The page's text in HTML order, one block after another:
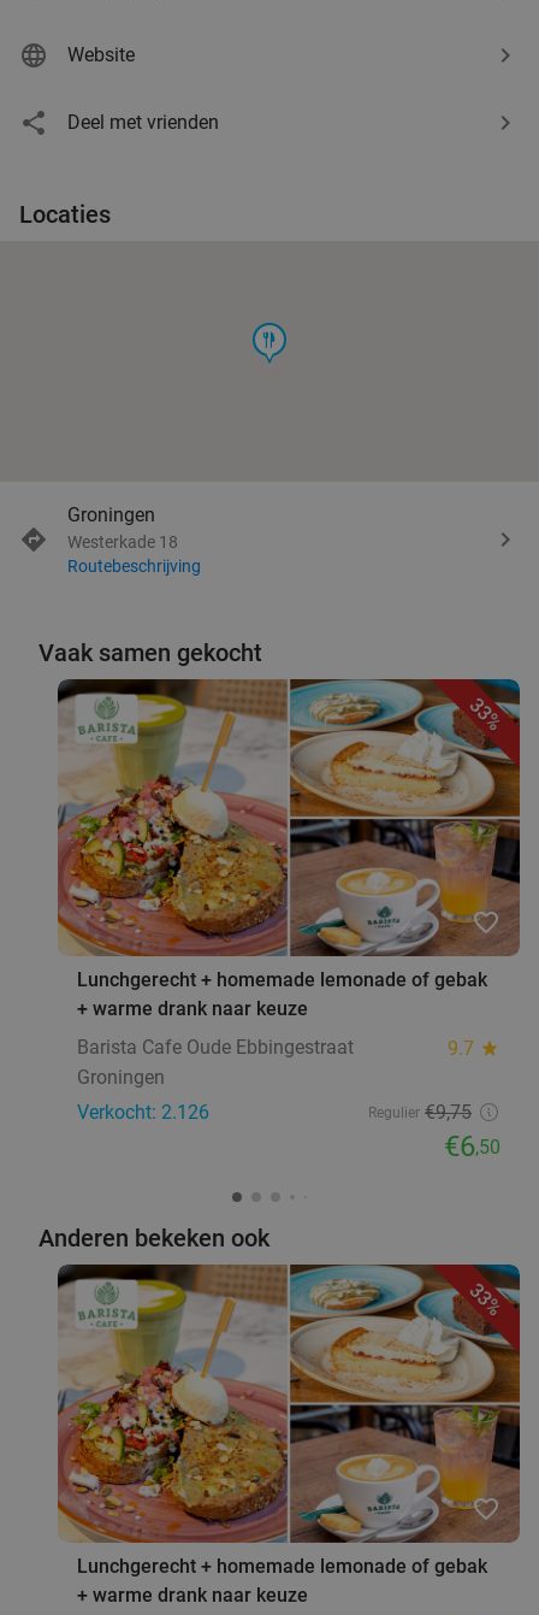
Website
Deel met vrienden
Locaties
food
Groningen
Westerkade 18
Routebeschrijving
Vaak samen gekocht
33%
favorite_border
Lunchgerecht + homemade lemonade of gebak
+ warme drank naar keuze
Barista Cafe Oude Ebbingestraat
9.7 star
Groningen
Verkocht: 2.126
Regulier €9,75
€6,50
Anderen bekeken ook
33%
favorite_border
Lunchgerecht + homemade lemonade of gebak
+ warme drank naar keuze